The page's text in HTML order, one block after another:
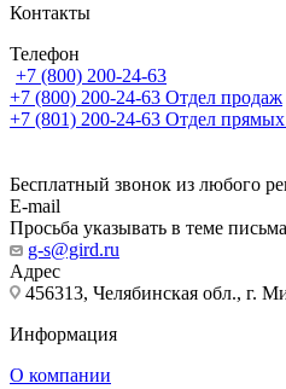
Контакты
Телефон
+7 (800) 200-24-63
+7 (800) 200-24-63 Отдел продаж
+7 (801) 200-24-63 Отдел
Бесплатный звонок из любого
E-mail
Просьба указывать в теме
g-s@gird.ru
Адрес
456313, Челябинская обл., г.
Информация
О компании